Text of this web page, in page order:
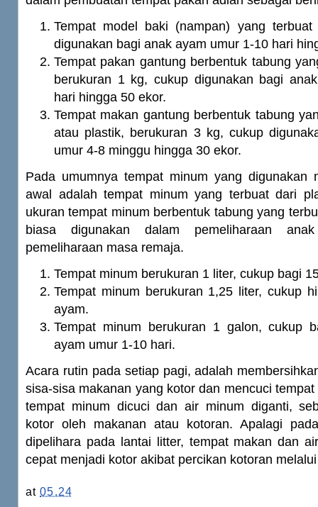
Tempat model baki (nampan) yang
digunakan bagi anak ayam umur 1-10 hari
Tempat pakan gantung berbentuk tabung
berukuran 1 kg, cukup digunakan bagi
hari hingga 50 ekor.
Tempat makan gantung berbentuk tabung
atau plastik, berukuran 3 kg, cukup
umur 4-8 minggu hingga 30 ekor.
Pada umumnya tempat minum yang digunakan
awal adalah tempat minum yang terbuat dari
ukuran tempat minum berbentuk tabung yang
biasa digunakan dalam pemeliharaan
pemeliharaan masa remaja.
Tempat minum berukuran 1 liter, cukup bagi
Tempat minum berukuran 1,25 liter, cukup
ayam.
Tempat minum berukuran 1 galon, cukup
ayam umur 1-10 hari.
Acara rutin pada setiap pagi, adalah
sisa-sisa makanan yang kotor dan mencuci
tempat minum dicuci dan air minum diganti,
kotor oleh makanan atau kotoran. Apalagi
dipelihara pada lantai litter, tempat makan dan
cepat menjadi kotor akibat percikan kotoran
at05.24